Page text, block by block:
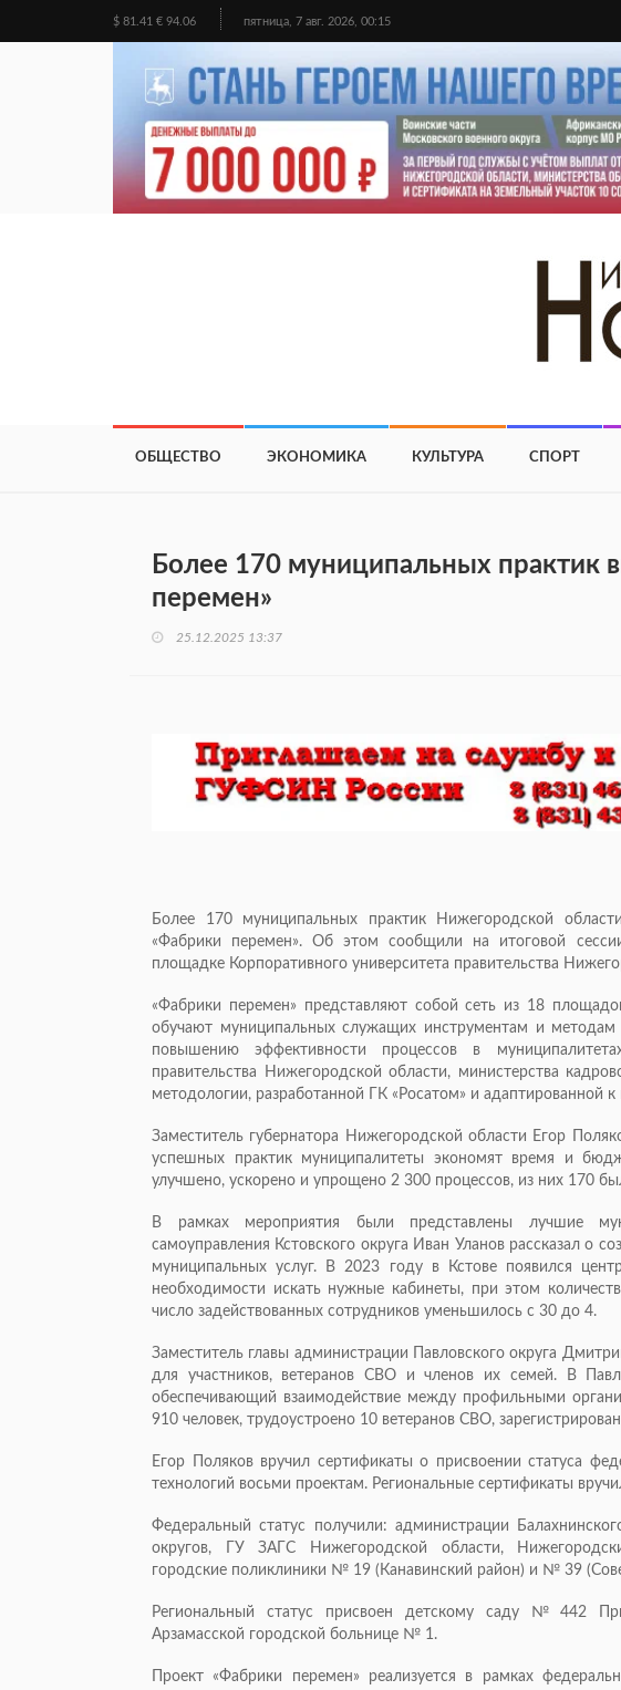
$ 81.41 € 94.06 пятница, 7 авг. 2026, 00:15
ОБЩЕСТВО ЭКОНОМИКА КУЛЬТУРА СПОРТ
Более 170 муниципальных практик
перемен»
25.12.2025 13:37
Более 170 муниципальных практик Нижегородской
«Фабрики перемен». Об этом сообщили на итоговой
площадке Корпоративного университета правительства
«Фабрики перемен» представляют собой сеть из 18
обучают муниципальных служащих инструментам и методам
повышению эффективности процессов в
правительства Нижегородской области, министерства
методологии, разработанной ГК «Росатом» и адаптированной
Заместитель губернатора Нижегородской области Егор
успешных практик муниципалитеты экономят время и
улучшено, ускорено и упрощено 2 300 процессов, из них 170
В рамках мероприятия были представлены лучшие
самоуправления Кстовского округа Иван Уланов рассказал о
муниципальных услуг. В 2023 году в Кстове появился
необходимости искать нужные кабинеты, при этом
число задействованных сотрудников уменьшилось с 30 до 4.
Заместитель главы администрации Павловского округа
для участников, ветеранов СВО и членов их семей. В
обеспечивающий взаимодействие между профильными
910 человек, трудоустроено 10 ветеранов СВО,
Егор Поляков вручил сертификаты о присвоении статуса
технологий восьми проектам. Региональные сертификаты
Федеральный статус получили: администрации
округов, ГУ ЗАГС Нижегородской области,
городские поликлиники № 19 (Канавинский район) и № 39
Региональный статус присвоен детскому саду № 442
Арзамасской городской больнице № 1.
Проект «Фабрики перемен» реализуется в рамках